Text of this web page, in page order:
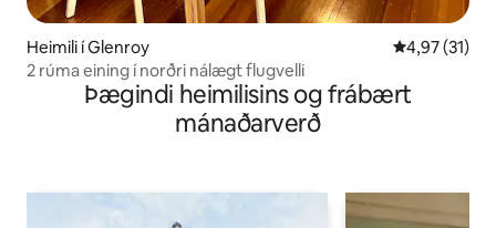
Heimili í Glenroy 4,97 af 5 í
4,97 (31)
2 rúma eining í norðri nálægt flugvelli
Þægindi heimilisins og frábært
mánaðarverð